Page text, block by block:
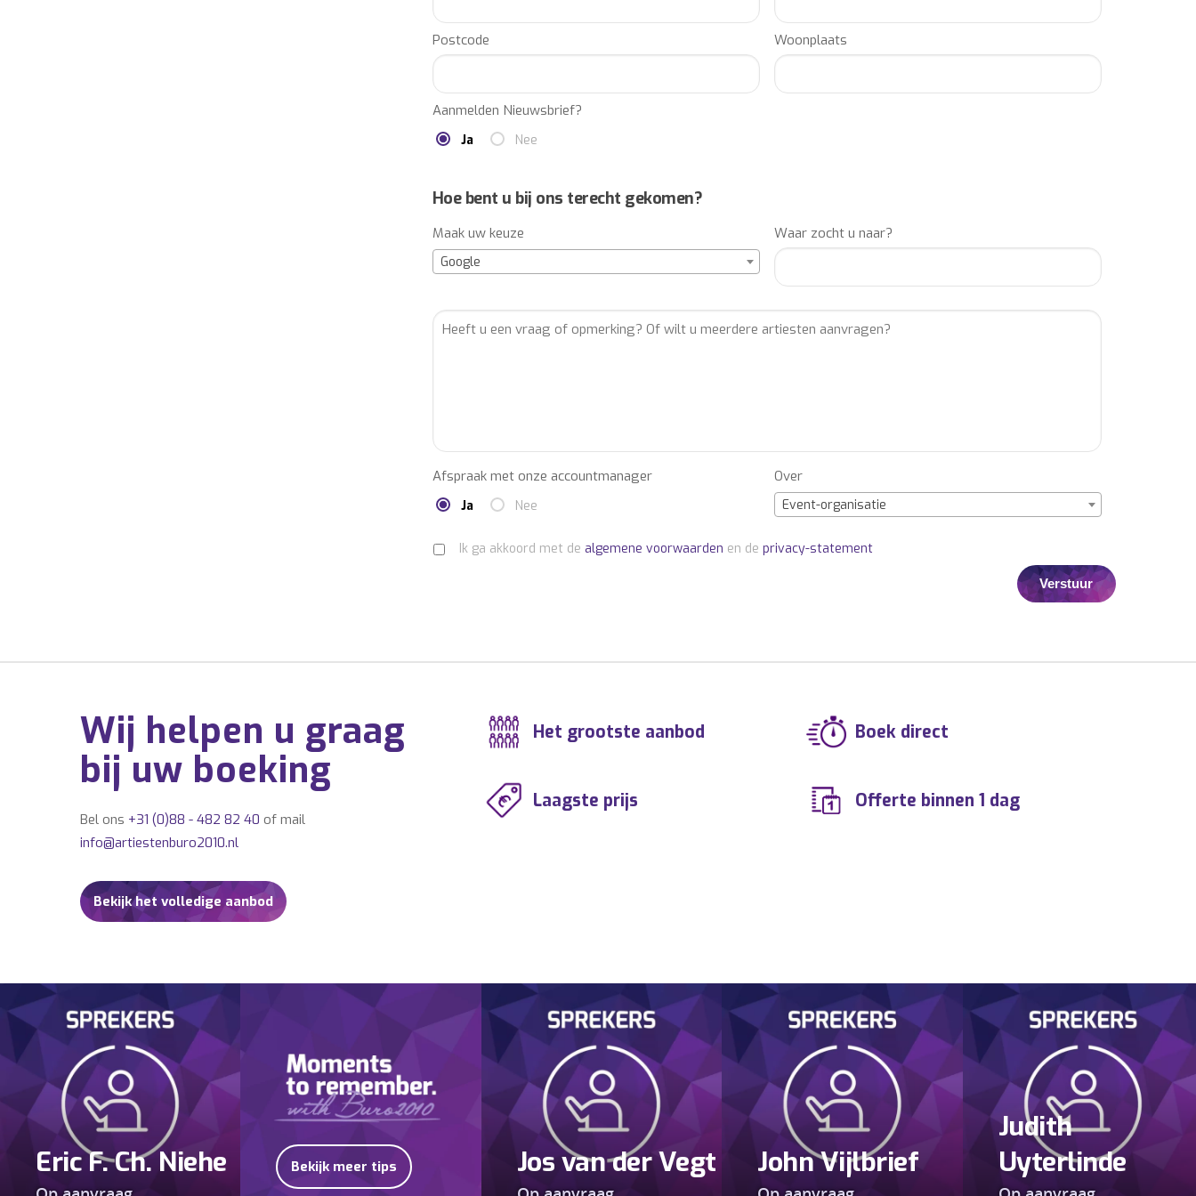
Postcode Woonplaats
Aanmelden Nieuwsbrief?
Ja Nee
Hoe bent u bij ons terecht gekomen?
Maak uw keuze
Google
Waar zocht u naar?
Afspraak met onze accountmanager
Ja Nee
Over
Event-organisatie
Ik ga akkoord met de algemene voorwaarden en de privacy-statement
Wij helpen u graag
bij uw boeking
Bel ons +31 (0)88 - 482 82 40 of mail
info@artiestenburo2010.nl
Bekijk het volledige aanbod
Het grootste aanbod
Laagste prijs
Boek direct
Offerte binnen 1 dag
Eric F. Ch. Niehe Bekijk meer tips Jos van der Vegt John Vijlbrief
Judith
Uyterlinde